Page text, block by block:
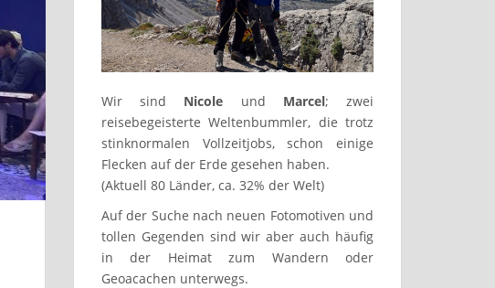
Wir sind Nicole und Marcel; zwei
reisebegeisterte Weltenbummler, die trotz
stinknormalen Vollzeitjobs, schon einige
Flecken auf der Erde gesehen haben.
(Aktuell 80 Länder, ca. 32% der Welt)
Auf der Suche nach neuen Fotomotiven und
tollen Gegenden sind wir aber auch häufig
in der Heimat zum Wandern oder
Geoacachen unterwegs.